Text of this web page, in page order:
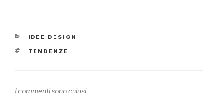
CATEGORIE
IDEE DESIGN
TAG
TENDENZE
I commenti sono chiusi.